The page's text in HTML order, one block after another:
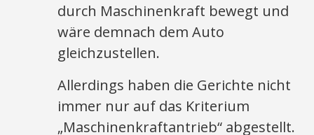
durch Maschinenkraft bewegt und
wäre demnach dem Auto
gleichzustellen.
Allerdings haben die Gerichte nicht
immer nur auf das Kriterium
„Maschinenkraftantrieb“ abgestellt.